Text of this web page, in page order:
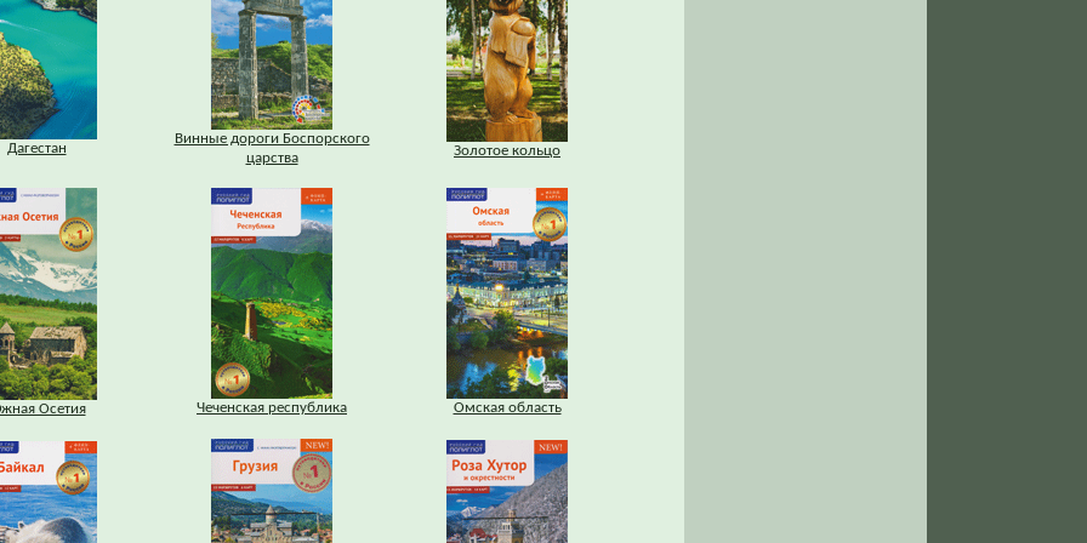
Дагестан
Винные дороги Боспорского
царства
Золотое кольцо
Осетия Чеченская республика Омская область